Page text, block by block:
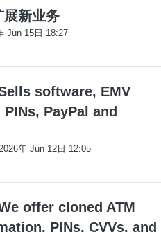
新业务
Jun 15日 18:27
software, EMV
PayPal and
2026年 Jun 12日 12:05
offer cloned ATM
PINs, CVVs, and